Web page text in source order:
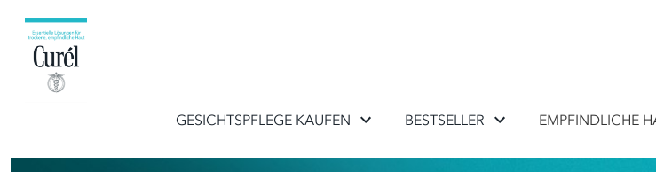
GESICHTSPFLEGE KAUFEN BESTSELLER EMPFINDLICHE